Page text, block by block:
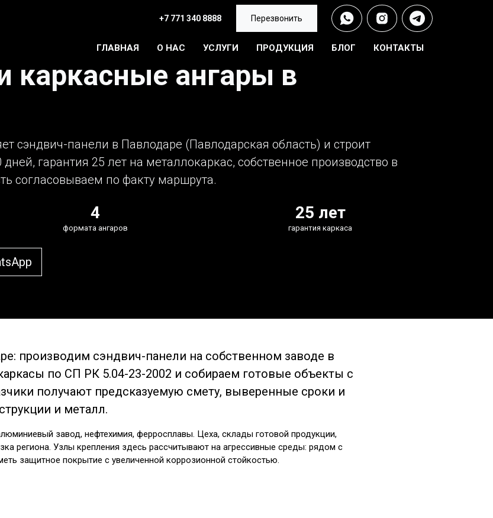
+7 771 340 8888 Перезвонить
ГЛАВНАЯ О НАС УСЛУГИ ПРОДУКЦИЯ БЛОГ КОНТАКТЫ
каркасные ангары в
сэндвич-панели в Павлодаре (Павлодарская область) и строит
гарантия 25 лет на металлокаркас, собственное производство в
согласовываем по факту маршрута.
4
формата ангаров
25 лет
гарантия каркаса
производим сэндвич-панели на собственном заводе в
по СП РК 5.04-23-2002 и собираем готовые объекты с
получают предсказуемую смету, выверенные сроки и
и металл.
завод, нефтехимия, ферросплавы. Цеха, склады готовой продукции,
региона. Узлы крепления здесь рассчитывают на агрессивные среды: рядом с
защитное покрытие с увеличенной коррозионной стойкостью.